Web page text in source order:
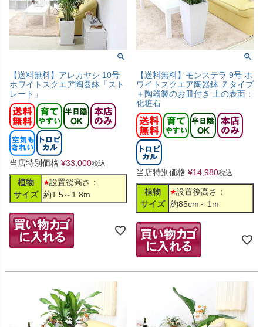
【送料無料】アレカヤシ 10号
ホワイトスクエア陶器鉢「スト
レート」
当店特別価格 ¥33,000税込
植物
サイズ
設置後高さ：
約1.5～1.8m
【送料無料】モンステラ 9号 ホ
ワイトスクエア陶器鉢 Ｚタイプ
＋陶器製のお皿付き 土の表面：
化粧石
当店特別価格 ¥14,980税込
植物
サイズ
設置後高さ：
約85cm～1m